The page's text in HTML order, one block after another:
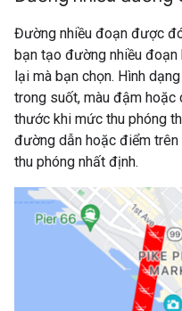
Đường nhiều đoạn được
bạn tạo đường nhiều
lại mà bạn chọn. Hình
trong suốt, màu đậm hoặc
thước khi mức thu phóng
đường dẫn hoặc điểm
thu phóng nhất định.